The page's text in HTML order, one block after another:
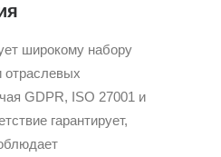
широкому набору
GDPR, ISO 27001 и
гарантирует,